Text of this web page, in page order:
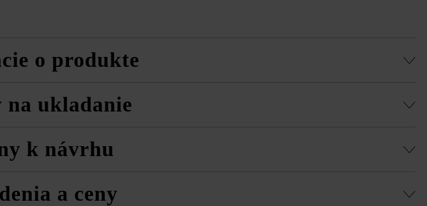
o produkte
rámci sekcie Stavebné tipy/služby.
na ukladanie
k návrhu
a ceny